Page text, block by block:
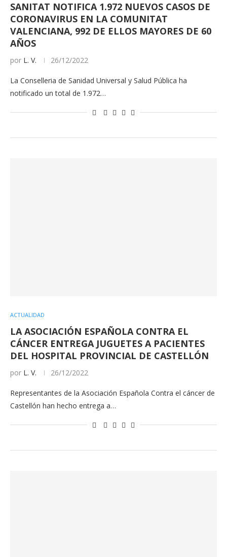
SANITAT NOTIFICA 1.972 NUEVOS CASOS DE
CORONAVIRUS EN LA COMUNITAT
VALENCIANA, 992 DE ELLOS MAYORES DE 60
AÑOS
por L. V. 26/12/2022
La Conselleria de Sanidad Universal y Salud Pública ha
notificado un total de 1.972…
ACTUALIDAD
LA ASOCIACIÓN ESPAÑOLA CONTRA EL
CÁNCER ENTREGA JUGUETES A PACIENTES
DEL HOSPITAL PROVINCIAL DE CASTELLÓN
por L. V. 26/12/2022
Representantes de la Asociación Española Contra el cáncer de
Castellón han hecho entrega a…